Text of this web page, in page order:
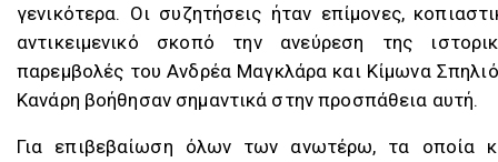
γενικότερα. Οι συζητήσεις ήταν επίμονες,
αντικειμενικό σκοπό την ανεύρεση της
παρεμβολές του Ανδρέα Μαγκλάρα και Κίμωνα
Κανάρη βοήθησαν σημαντικά στην προσπάθεια αυτή.
Για επιβεβαίωση όλων των ανωτέρω, τα οποία